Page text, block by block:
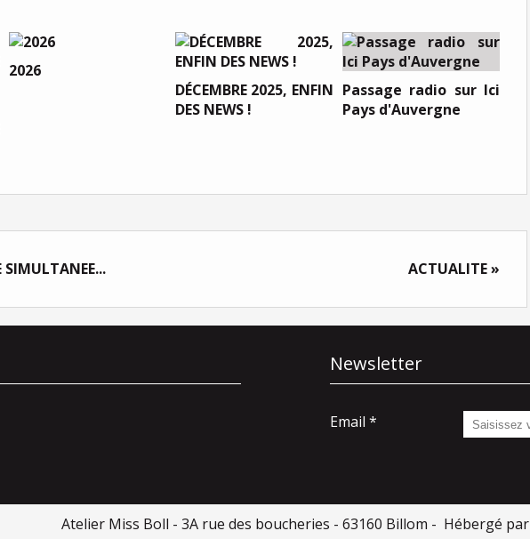
2026
DÉCEMBRE 2025, ENFIN
DES NEWS !
Passage radio sur Ici
Pays d'Auvergne
SIMULTANEE... ACTUALITE »
Newsletter
Email
Atelier Miss Boll - 3A rue des boucheries - 63160 Billom - Hébergé par